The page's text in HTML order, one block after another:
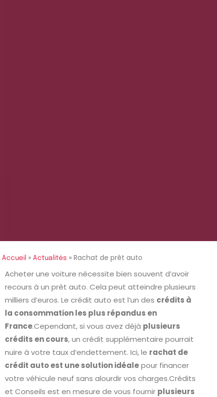
Accueil » Actualités » Rachat de prêt auto
Acheter une voiture nécessite bien souvent d’avoir
recours à un prêt auto. Cela peut atteindre plusieurs
milliers d’euros. Le crédit auto est l’un des crédits à
la consommation les plus répandus en
France.Cependant, si vous avez déjà plusieurs
crédits en cours, un crédit supplémentaire pourrait
nuire à votre taux d’endettement. Ici, le rachat de
crédit auto est une solution idéalepour financer
votre véhicule neuf sans alourdir vos charges.Crédits
et Conseils est en mesure de vous fournir plusieurs